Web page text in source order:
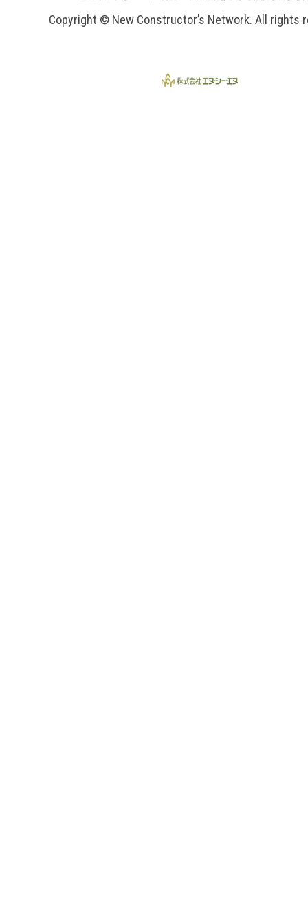
Copyright © New Constructor’s Network. All rights